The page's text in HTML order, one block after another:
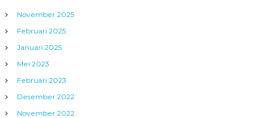
November 2025
Februari 2025
Januari 2025
Mei 2023
Februari 2023
Desember 2022
November 2022